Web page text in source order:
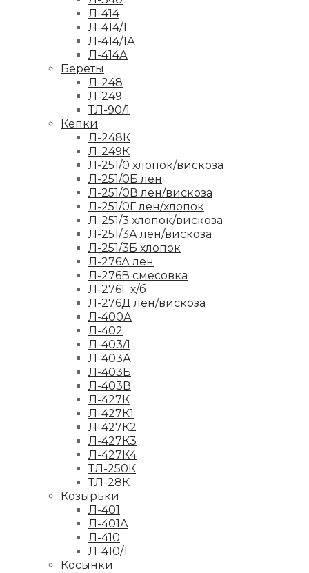
Л-414
Л-414/1
Л-414/1А
Л-414А
Береты
Л-248
Л-249
ТЛ-90/1
Кепки
Л-248К
Л-249К
Л-251/0 хлопок/вискоза
Л-251/0Б лен
Л-251/0В лен/вискоза
Л-251/0Г лен/хлопок
Л-251/3 хлопок/вискоза
Л-251/3А лен/вискоза
Л-251/3Б хлопок
Л-276А лен
Л-276В смесовка
Л-276Г х/б
Л-276Д лен/вискоза
Л-400А
Л-402
Л-403/1
Л-403А
Л-403Б
Л-403В
Л-427К
Л-427К1
Л-427К2
Л-427К3
Л-427К4
ТЛ-250К
ТЛ-28К
Козырьки
Л-401
Л-401А
Л-410
Л-410/1
Косынки